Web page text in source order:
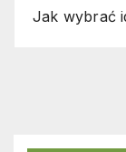
Jak wybrać